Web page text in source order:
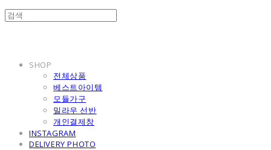
SHOP
전체상품
베스트아이템
모듈가구
밀라우 선반
개인결제창
INSTAGRAM
DELIVERY PHOTO